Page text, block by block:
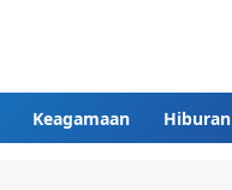
Keagamaan Hiburan